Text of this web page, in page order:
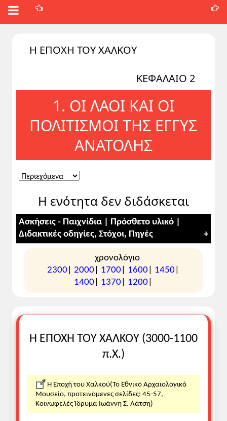
Η ΕΠΟΧΗ ΤΟΥ ΧΑΛΚΟΥ
ΚΕΦΑΛΑΙΟ 2
1. ΟI ΛΑΟI ΚΑI ΟI
ΠΟΛIΤIΣΜΟI ΤΗΣ ΕΓΓYΣ
ΑΝΑΤΟΛΗΣ
Η ενότητα δεν διδάσκεται
Ασκήσεις - Παιχνίδια | Πρόσθετο υλικό |
Διδακτικές οδηγίες, Στόχοι, Πηγές
Ασκήσεις
Κατέβασε τις ερωτήσεις κατανόησης
Οι πυραμίδες της Γκίζας στηΒικιπαίδεια
Περιήγηση στις Πυραμίδες της
Περιήγηση στο εσωτερικό της
πυραμίδας τουΧέοπα (Khufu)
Περιήγηση στην ελληνική πυραμίδα
χρονολόγιο
2300 |2000 1700 1600 1450
1400
1370 1200
Η ΕΠΟΧΗ ΤΟY ΧΑΛΚΟY (3000-1100
π.Χ.)
Η Εποχή του Χαλκού(Το Εθνικό Αρχαιολογικό
Μουσείο, προτεινόμενες σελίδες: 45-57,
Κοινωφελές Ίδρυμα Ιωάννη Σ. Λάτση)